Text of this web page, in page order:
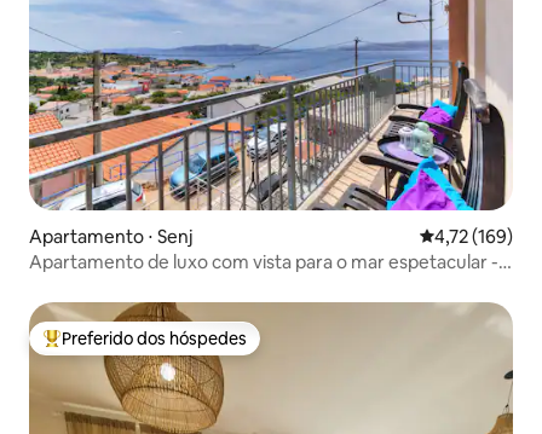
Apartamento ⋅ Senj 4,72 de uma
4,72 (169)
Apartamento de luxo com vista para o mar espetacular -
Entre os melhores preferidos dos hóspedes
Preferido dos hóspedes